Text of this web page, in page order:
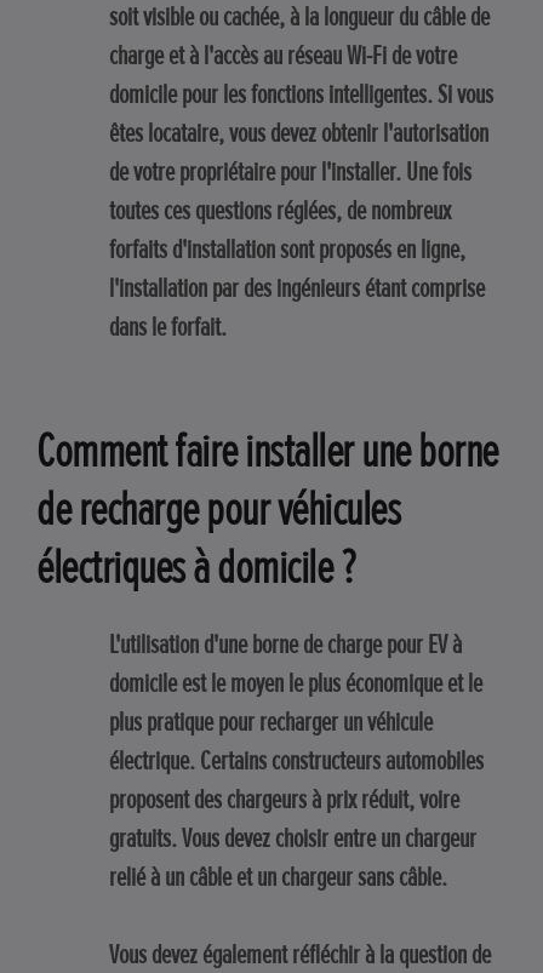
soit visible ou cachée, à la longueur du câble de
charge et à l'accès au réseau Wi-Fi de votre
domicile pour les fonctions intelligentes. Si vous
êtes locataire, vous devez obtenir l'autorisation
de votre propriétaire pour l'installer. Une fois
toutes ces questions réglées, de nombreux
forfaits d'installation sont proposés en ligne,
l'installation par des ingénieurs étant comprise
dans le forfait.
Comment faire installer une borne
de recharge pour véhicules
électriques à domicile ?
L'utilisation d'une borne de charge pour EV à
domicile est le moyen le plus économique et le
plus pratique pour recharger un véhicule
électrique. Certains constructeurs automobiles
proposent des chargeurs à prix réduit, voire
gratuits. Vous devez choisir entre un chargeur
relié à un câble et un chargeur sans câble.
Vous devez également réfléchir à la question de